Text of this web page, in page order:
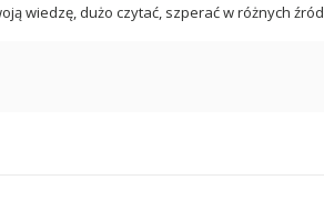
wiedzę, dużo czytać, szperać w różnych